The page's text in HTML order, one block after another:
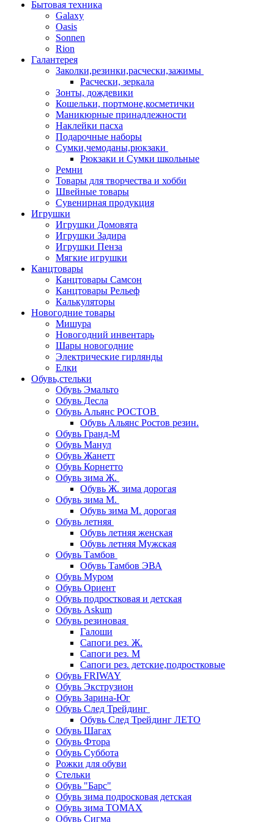
Бытовая техника
Galaxy
Oasis
Sonnen
Rion
Галантерея
Заколки,резинки,расчески,зажимы
Расчески, зеркала
Зонты, дождевики
Кошельки, портмоне,косметички
Маникюрные принадлежности
Наклейки пасха
Подарочные наборы
Сумки,чемоданы,рюкзаки
Рюкзаки и Сумки школьные
Ремни
Товары для творчества и хобби
Швейные товары
Сувенирная продукция
Игрушки
Игрушки Домовята
Игрушки Задира
Игрушки Пенза
Мягкие игрушки
Канцтовары
Канцтовары Самсон
Канцтовары Рельеф
Калькуляторы
Новогодние товары
Мишура
Новогодний инвентарь
Шары новогодние
Электрические гирлянды
Елки
Обувь,стельки
Обувь Эмальто
Обувь Десла
Обувь Альянс РОСТОВ
Обувь Альянс Ростов резин.
Обувь Гранд-М
Обувь Манул
Обувь Жанетт
Обувь Корнетто
Обувь зима Ж.
Обувь Ж. зима дорогая
Обувь зима М.
Обувь зима М. дорогая
Обувь летняя
Обувь летняя женская
Обувь летняя Мужская
Обувь Тамбов
Обувь Тамбов ЭВА
Обувь Муром
Обувь Ориент
Обувь подростковая и детская
Обувь Askum
Обувь резиновая
Галоши
Сапоги рез. Ж.
Сапоги рез. М
Сапоги рез. детские,подростковые
Обувь FRIWAY
Обувь Экструзион
Обувь Зарина-Юг
Обувь След Трейдинг
Обувь След Трейдинг ЛЕТО
Обувь Шагах
Обувь Фтора
Обувь Суббота
Рожки для обуви
Стельки
Обувь "Барс"
Обувь зима подросковая детская
Обувь зима ТОМАХ
Обувь Сигма